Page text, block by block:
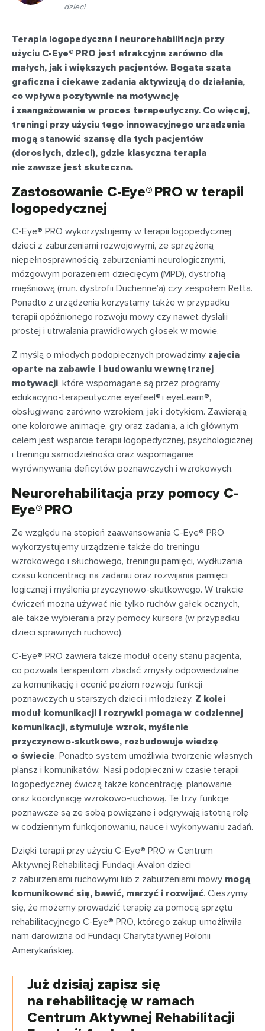
dzieci
Terapia logopedyczna i neurorehabilitacja przy
użyciu C-Eye® PRO jest atrakcyjna zarówno dla
małych, jak i większych pacjentów. Bogata szata
graficzna i ciekawe zadania aktywizują do działania,
co wpływa pozytywnie na motywację
i zaangażowanie w proces terapeutyczny. Co więcej,
treningi przy użyciu tego innowacyjnego urządzenia
mogą stanowić szansę dla tych pacjentów
(dorosłych, dzieci), gdzie klasyczna terapia
nie zawsze jest skuteczna.
Zastosowanie C-Eye® PRO w terapii
logopedycznej
C-Eye® PRO wykorzystujemy w terapii logopedycznej
dzieci z zaburzeniami rozwojowymi, ze sprzężoną
niepełnosprawnością, zaburzeniami neurologicznymi,
mózgowym porażeniem dziecięcym (MPD), dystrofią
mięśniową (m.in. dystrofii Duchenne’a) czy zespołem Retta.
Ponadto z urządzenia korzystamy także w przypadku
terapii opóźnionego rozwoju mowy czy nawet dyslalii
prostej i utrwalania prawidłowych głosek w mowie.
Z myślą o młodych podopiecznych prowadzimy zajęcia
oparte na zabawie i budowaniu wewnętrznej
motywacji, które wspomagane są przez programy
edukacyjno-terapeutyczne: eyefeel® i eyeLearn®,
obsługiwane zarówno wzrokiem, jak i dotykiem. Zawierają
one kolorowe animacje, gry oraz zadania, a ich głównym
celem jest wsparcie terapii logopedycznej, psychologicznej
i treningu samodzielności oraz wspomaganie
wyrównywania deficytów poznawczych i wzrokowych.
Neurorehabilitacja przy pomocy C-
Eye® PRO
Ze względu na stopień zaawansowania C-Eye® PRO
wykorzystujemy urządzenie także do treningu
wzrokowego i słuchowego, treningu pamięci, wydłużania
czasu koncentracji na zadaniu oraz rozwijania pamięci
logicznej i myślenia przyczynowo-skutkowego. W trakcie
ćwiczeń można używać nie tylko ruchów gałek ocznych,
ale także wybierania przy pomocy kursora (w przypadku
dzieci sprawnych ruchowo).
C-Eye® PRO zawiera także moduł oceny stanu pacjenta,
co pozwala terapeutom zbadać zmysły odpowiedzialne
za komunikację i ocenić poziom rozwoju funkcji
poznawczych u starszych dzieci i młodzieży. Z kolei
moduł komunikacji i rozrywki pomaga w codziennej
komunikacji, stymuluje wzrok, myślenie
przyczynowo-skutkowe, rozbudowuje wiedzę
o świecie. Ponadto system umożliwia tworzenie własnych
plansz i komunikatów. Nasi podopieczni w czasie terapii
logopedycznej ćwiczą także koncentrację, planowanie
oraz koordynację wzrokowo-ruchową. Te trzy funkcje
poznawcze są ze sobą powiązane i odgrywają istotną rolę
w codziennym funkcjonowaniu, nauce i wykonywaniu zadań.
Dzięki terapii przy użyciu C-Eye® PRO w Centrum
Aktywnej Rehabilitacji Fundacji Avalon dzieci
z zaburzeniami ruchowymi lub z zaburzeniami mowy mogą
komunikować się, bawić, marzyć i rozwijać. Cieszymy
się, że możemy prowadzić terapię za pomocą sprzętu
rehabilitacyjnego C-Eye® PRO, którego zakup umożliwiła
nam darowizna od Fundacji Charytatywnej Polonii
Amerykańskiej.
Już dzisiaj zapisz się
na rehabilitację w ramach
Centrum Aktywnej Rehabilitacji